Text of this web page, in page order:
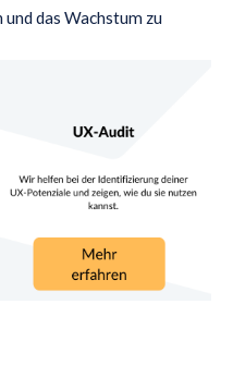
das Wachstum zu